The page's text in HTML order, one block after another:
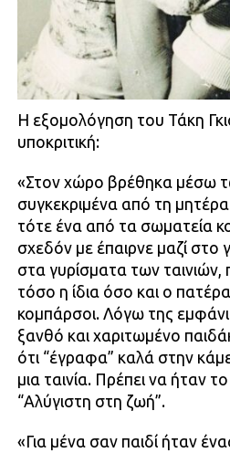
Η εξομολόγηση του Τάκη
υποκριτική:
«Στον χώρο βρέθηκα μέσω
συγκεκριμένα από τη
τότε ένα από τα σωματεία
σχεδόν με έπαιρνε μαζί στο
στα γυρίσματα των
τόσο η ίδια όσο και ο
κομπάρσοι. Λόγω της
ξανθό και χαριτωμένο
ότι “έγραφα” καλά στην
μια ταινία. Πρέπει να ήταν
“Αλύγιστη στη ζωή”.
«Για μένα σαν παιδί ήταν